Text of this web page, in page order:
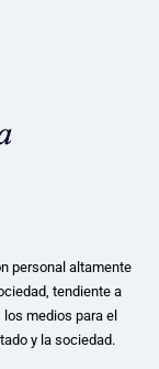
personal altamente
tendiente a
medios para el
y la sociedad.